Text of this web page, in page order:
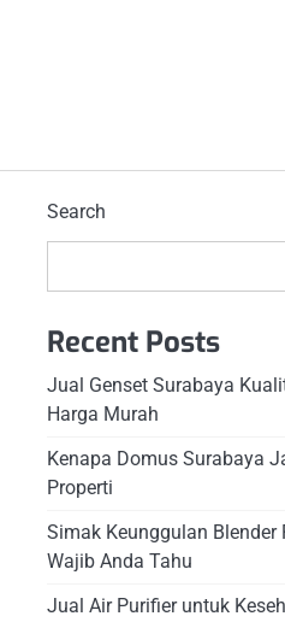
Search
Recent Posts
Jual Genset Surabaya
Harga Murah
Kenapa Domus Surabaya
Properti
Simak Keunggulan Blender
Wajib Anda Tahu
Jual Air Purifier untuk